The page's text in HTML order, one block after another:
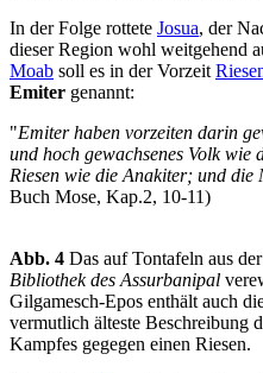
In der Folge rottete Josua, der
dieser Region wohl weitgehend
Moab soll es in der Vorzeit
Emiter genannt:
"Emiter haben vorzeiten darin
und hoch gewachsenes Volk
Riesen wie die Anakiter; und die
Buch Mose, Kap.2, 10-11)
Abb. 4 Das auf Tontafeln aus der
Bibliothek des Assurbanipal
Gilgamesch-Epos enthält auch
vermutlich älteste Beschreibung
Kampfes gegegen einen Riesen.